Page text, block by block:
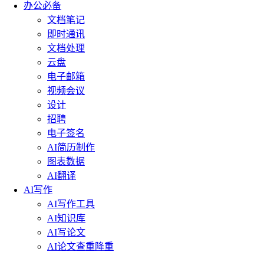
办公必备
文档笔记
即时通讯
文档处理
云盘
电子邮箱
视频会议
设计
招聘
电子签名
AI简历制作
图表数据
AI翻译
AI写作
AI写作工具
AI知识库
AI写论文
AI论文查重降重